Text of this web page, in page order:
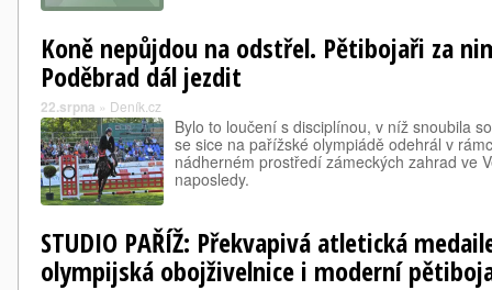
Koně nepůjdou na odstřel. Pětibojaři za
Poděbrad dál jezdit
22.srpna » Deník.cz
Bylo to loučení s disciplínou, v níž snoubila
se sice na pařížské olympiádě odehrál v
nádherném prostředí zámeckých zahrad ve
naposledy.
STUDIO PAŘÍŽ: Překvapivá atletická
olympijská obojživelnice i moderní